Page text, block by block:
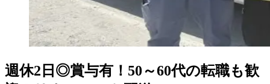
週休2日◎賞与有！50～60代の転職も歓